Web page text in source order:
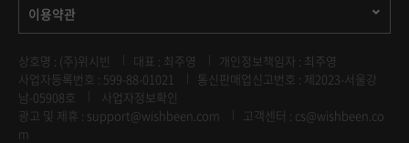
이용약관
상호명 : (주)위시빈 대표 : 최주영
개인정보책임자 : 최주영
사업자등록번호 : 599-88-01021
통신판매업신고번호 : 제2023-서울강
남-05908호
사업자정보확인
광고 및 제휴 : support@wishbeen.com
고객센터 : cs@wishbeen.co
m